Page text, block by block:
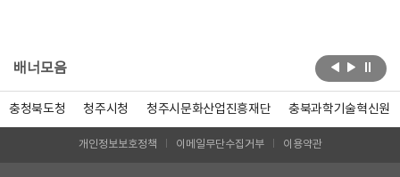
배너모음
충청북도청 청주시청 청주시문화산업진흥재단 충북과학기술혁신원
개인정보보호정책 이메일무단수집거부 이용약관